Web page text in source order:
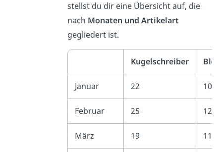
stellst du dir eine Übersicht auf, die
nach Monaten und Artikelart
gegliedert ist.
Kugelschreiber
Januar 22 10
Februar 25 12
März 19 11